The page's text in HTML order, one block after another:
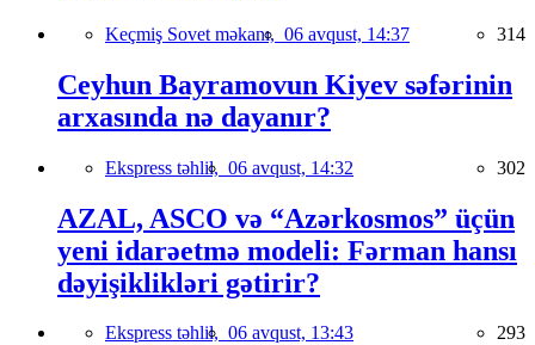
Keçmiş Sovet məkanı, 06 avqust, 14:37 314
Ceyhun Bayramovun Kiyev səfərinin
arxasında nə dayanır?
Ekspress təhlil, 06 avqust, 14:32 302
AZAL, ASCO və “Azərkosmos” üçün
yeni idarəetmə modeli: Fərman hansı
dəyişiklikləri gətirir?
Ekspress təhlil, 06 avqust, 13:43 293